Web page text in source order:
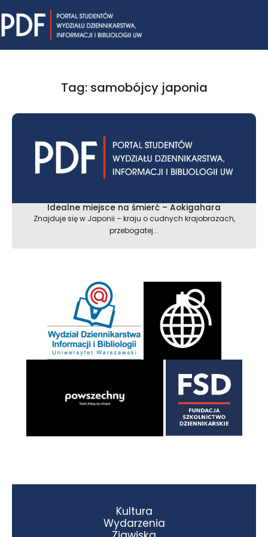
to
content
Tag: samobójcy japonia
Idealne miejsce na śmierć – Aokigahara
Znajduje się w Japonii – kraju o cudnych krajobrazach,
przebogatej...
Kultura
Wydarzenia